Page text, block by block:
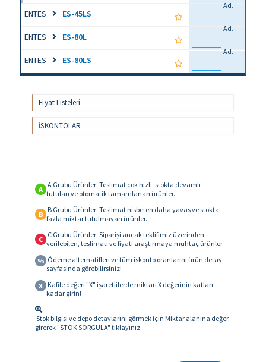
ENTES ES-45LS
Ad.
ENTES ES-80L
Ad.
ENTES ES-80LS
Ad.
Fiyat Listeleri
İSKONTOLAR
A A Grubu Ürünler: Teslimat çok hızlı, stokta devamlı
tutulan ve otomatik tamamlanan ürünler.
B B Grubu Ürünler: Teslimat nisbeten daha yavas ve stokta
fazla miktar tutulmayan ürünler.
C C Grubu Ürünler: Siparişi ancak teklifimiz üzerinden
verilebilen, teslimatı ve fiyatı araştırmaya muhtaç ürünler.
% Ödeme alternatifleri ve tüm iskonto oranlarını ürün detay
sayfasında görebilirsiniz!
X Kafile değeri "X" işaretlilerde miktarı X değerinin katları
kadar girin!
Stok bilgisi ve depo detaylarını görmek için Miktar alanına değer
girerek "STOK SORGULA" tıklayınız.